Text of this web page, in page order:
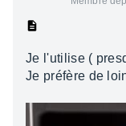
Je l'utilise (
Je préfère de